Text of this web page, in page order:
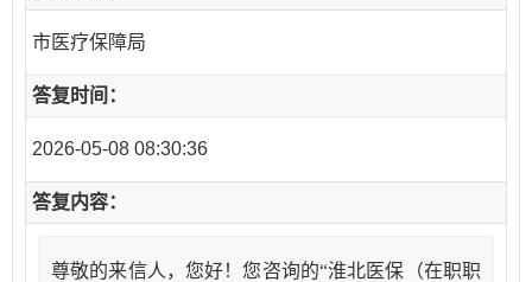
市医疗保障局
答复时间：
2026-05-08 08:30:36
答复内容：
尊敬的来信人，您好！您咨询的“淮北医保（在职职